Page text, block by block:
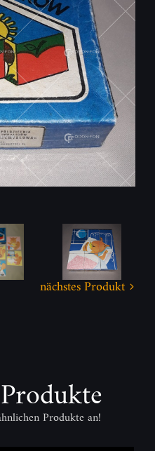
nächstes Produkt
Produkte an!